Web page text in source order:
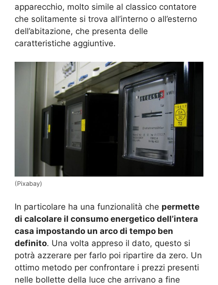
apparecchio, molto simile al classico contatore
che solitamente si trova all’interno o all’esterno
dell’abitazione, che presenta delle
caratteristiche aggiuntive.
(Pixabay)
In particolare ha una funzionalità che permette
di calcolare il consumo energetico dell’intera
casa impostando un arco di tempo ben
definito. Una volta appreso il dato, questo si
potrà azzerare per farlo poi ripartire da zero. Un
ottimo metodo per confrontare i prezzi presenti
nelle bollette della luce che arrivano a fine